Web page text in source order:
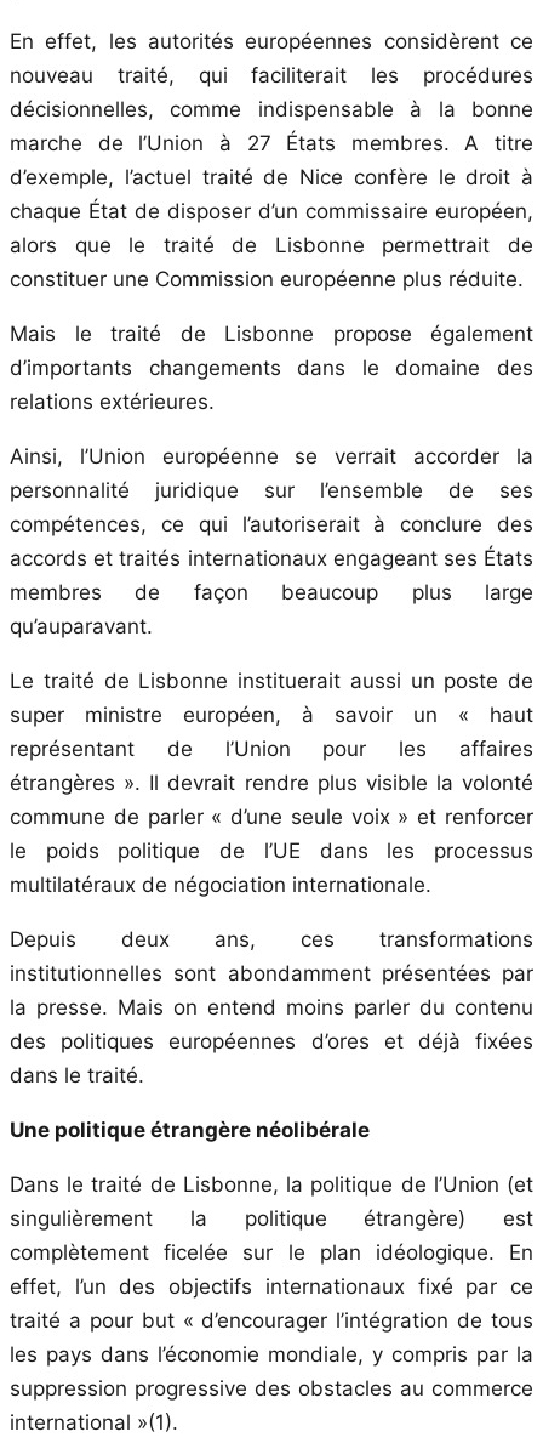
En effet, les autorités européennes considèrent ce
nouveau traité, qui faciliterait les procédures
décisionnelles, comme indispensable à la bonne
marche de l’Union à 27 États membres. A titre
d’exemple, l’actuel traité de Nice confère le droit à
chaque État de disposer d’un commissaire européen,
alors que le traité de Lisbonne permettrait de
constituer une Commission européenne plus réduite.
Mais le traité de Lisbonne propose également
d’importants changements dans le domaine des
relations extérieures.
Ainsi, l’Union européenne se verrait accorder la
personnalité juridique sur l’ensemble de ses
compétences, ce qui l’autoriserait à conclure des
accords et traités internationaux engageant ses États
membres de façon beaucoup plus large
qu’auparavant.
Le traité de Lisbonne instituerait aussi un poste de
super ministre européen, à savoir un « haut
représentant de l’Union pour les affaires
étrangères ». Il devrait rendre plus visible la volonté
commune de parler « d’une seule voix » et renforcer
le poids politique de l’UE dans les processus
multilatéraux de négociation internationale.
Depuis deux ans, ces transformations
institutionnelles sont abondamment présentées par
la presse. Mais on entend moins parler du contenu
des politiques européennes d’ores et déjà fixées
dans le traité.
Une politique étrangère néolibérale
Dans le traité de Lisbonne, la politique de l’Union (et
singulièrement la politique étrangère) est
complètement ficelée sur le plan idéologique. En
effet, l’un des objectifs internationaux fixé par ce
traité a pour but « d’encourager l’intégration de tous
les pays dans l’économie mondiale, y compris par la
suppression progressive des obstacles au commerce
international »(1).